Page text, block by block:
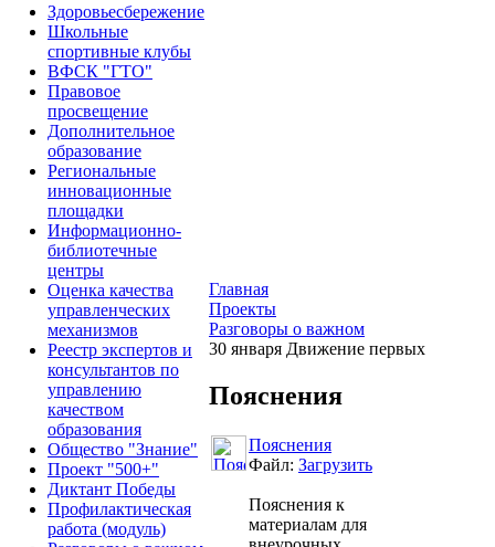
Здоровьесбережение
Школьные
спортивные клубы
ВФСК "ГТО"
Правовое
просвещение
Дополнительное
образование
Региональные
инновационные
площадки
Информационно-
библиотечные
центры
Оценка качества
управленческих
механизмов
Реестр экспертов и
консультантов по
управлению
качеством
образования
Общество "Знание"
Проект "500+"
Диктант Победы
Профилактическая
работа (модуль)
Главная
Проекты
Разговоры о важном
30 января Движение первых
Пояснения
Пояснения
Файл: Загрузить
Пояснения к
материалам для